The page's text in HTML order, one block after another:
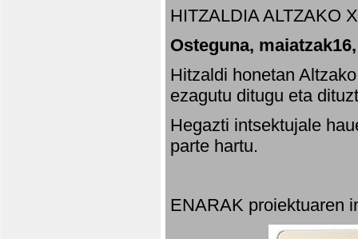
HITZALDIA ALTZAKO
Osteguna,
Hitzaldi honetan
ezagutu ditugu eta
Hegazti intsektujale
parte hartu.
ENARAK proiektuaren